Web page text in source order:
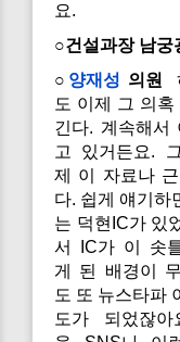
요.
○건설과장 남궁
○ 양재성 의원
도 이제 그 의
긴다. 계속해서
고 있거든요.
제 이 자료나
다. 쉽게 얘기하
는 덕현IC가 있
서 IC가 이 솟
게 된 배경이
도 또 뉴스타파
도가 되었잖